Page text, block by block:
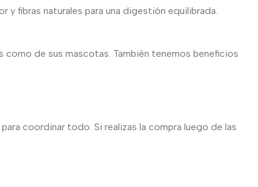
y fibras naturales para una digestión equilibrada.
de sus mascotas. También tenemos beneficios
coordinar todo. Si realizas la compra luego de las